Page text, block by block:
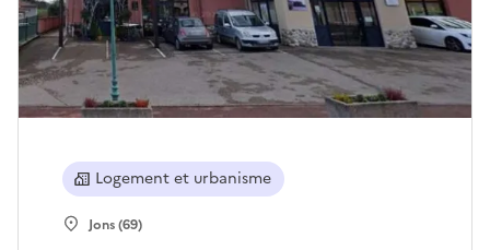
Logement et urbanisme
Jons (69)